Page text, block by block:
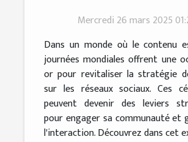
sociauxMercredi 26 mars 2025
Dans un monde où le contenu
journées mondiales offrent une
or pour revitaliser la stratégie
sur les réseaux sociaux. Ces
peuvent devenir des leviers
pour engager sa communauté et
l'interaction. Découvrez dans cet